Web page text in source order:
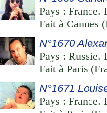
Pays : France.
Fait à Cannes
N°1670
Pays : Russie.
Fait à Paris
N°1671
Pays : France.